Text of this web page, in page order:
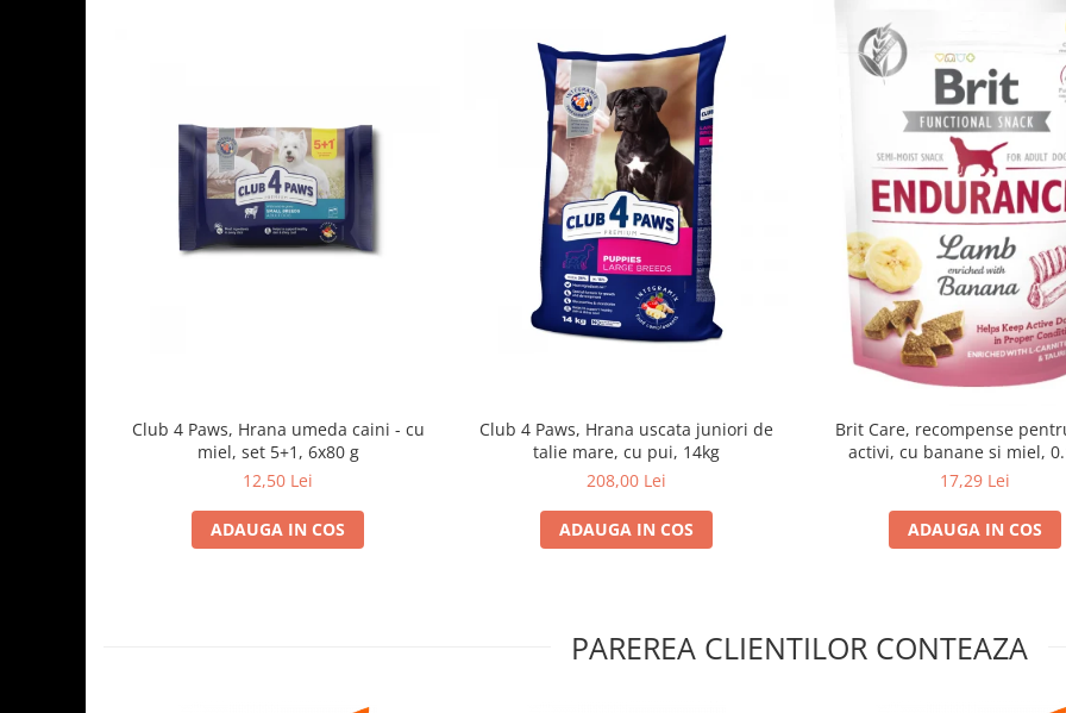
Club 4 Paws, Hrana umeda caini - cu
miel, set 5+1, 6x80 g
12,50 Lei
ADAUGA IN COS
Club 4 Paws, Hrana uscata juniori de
talie mare, cu pui, 14kg
208,00 Lei
ADAUGA IN COS
Brit Care, recompense
activi, cu banane si miel,
17,29 Lei
ADAUGA IN COS
PAREREA CLIENTILOR CONTEAZA